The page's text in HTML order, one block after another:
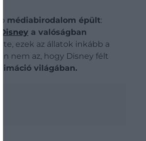
médiabirodalom épült:
Disney a valóságban
ezek az állatok inkább a
nem az, hogy Disney félt
világában.